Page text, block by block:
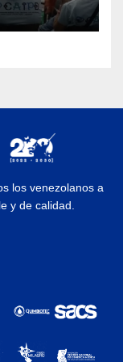
los venezolanos a
y de calidad.